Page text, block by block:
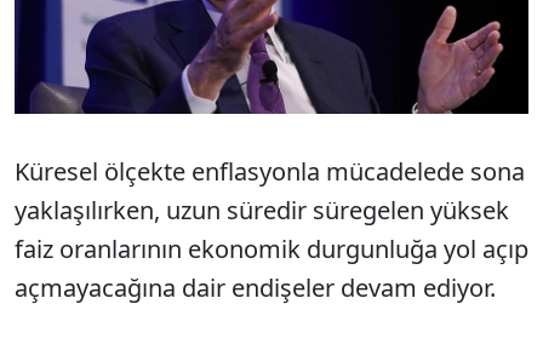
Küresel ölçekte enflasyonla mücadelede sona
yaklaşılırken, uzun süredir süregelen yüksek
faiz oranlarının ekonomik durgunluğa yol açıp
açmayacağına dair endişeler devam ediyor.